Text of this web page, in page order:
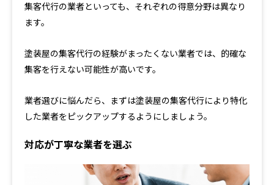
集客代行の業者といっても、それぞれの得意分野は異なり
ます。
塗装屋の集客代行の経験がまったくない業者では、的確な
集客を行えない可能性が高いです。
業者選びに悩んだら、まずは塗装屋の集客代行により特化
した業者をピックアップするようにしましょう。
対応が丁寧な業者を選ぶ